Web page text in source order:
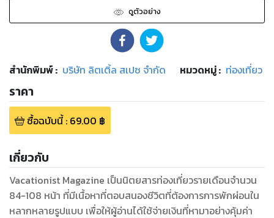
ดูตัวอย่าง
สำนักพิมพ์: บริษัท ลิตเติ้ล สเปซ จำกัด หมวดหมู่: ท่องเที่ยว
ราคา
ซื้อฉบับนี้: 69.00 ฿
เกี่ยวกับ
Vacationist Magazine เป็นนิตยสารท่องเที่ยวรายเดือนจำนวน
84-108 หน้า ที่มีเนื้อหาที่ตอบสนองชีวิตที่ต้องการการพักผ่อนใน
หลากหลายรูปแบบ เพื่อให้ผู้อ่านได้ใช้จ่ายเงินที่หามาอย่างคุ้มค่า